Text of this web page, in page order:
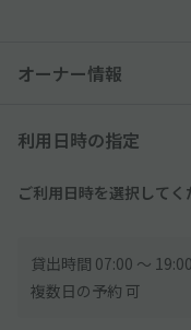
※外国車・スポーツカ
───────
●予約時間を超えてご
───────
【入庫方法】
オーナー情報
利用日時の指定
ご利用日時を選択してく
貸出時間 07:00 〜 19:00
複数日の予約 可